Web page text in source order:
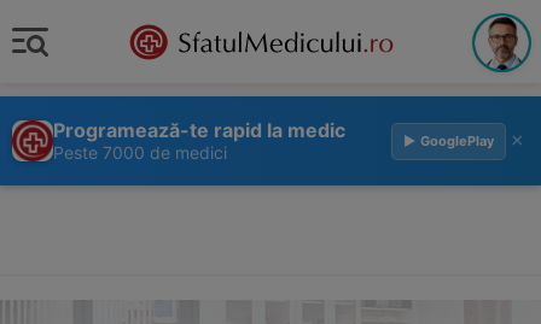
Programează-te rapid la medic
Peste 7000 de medici
▶ GooglePlay ×